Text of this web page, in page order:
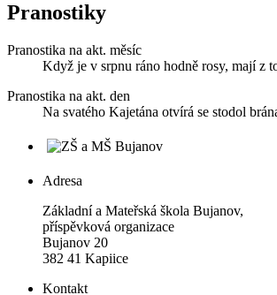
Pranostiky
Pranostika na akt. měsíc
Když je v srpnu ráno hodně rosy, mají z
Pranostika na akt. den
Na svatého Kajetána otvírá se stodol
Adresa
Základní a Mateřská škola Bujanov,
příspěvková organizace
Bujanov 20
382 41 Kapiice
Kontakt